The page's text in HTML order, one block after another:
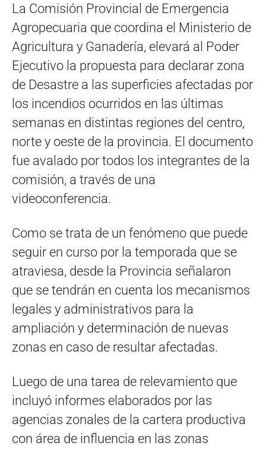
La Comisión Provincial de Emergencia
Agropecuaria que coordina el Ministerio de
Agricultura y Ganadería, elevará al Poder
Ejecutivo la propuesta para declarar zona
de Desastre a las superficies afectadas por
los incendios ocurridos en las últimas
semanas en distintas regiones del centro,
norte y oeste de la provincia. El documento
fue avalado por todos los integrantes de la
comisión, a través de una
videoconferencia.
Como se trata de un fenómeno que puede
seguir en curso por la temporada que se
atraviesa, desde la Provincia señalaron
que se tendrán en cuenta los mecanismos
legales y administrativos para la
ampliación y determinación de nuevas
zonas en caso de resultar afectadas.
Luego de una tarea de relevamiento que
incluyó informes elaborados por las
agencias zonales de la cartera productiva
con área de influencia en las zonas